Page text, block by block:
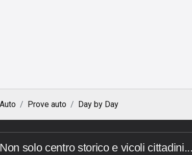
Auto Prove auto Day by Day
Non solo centro storico e vicoli